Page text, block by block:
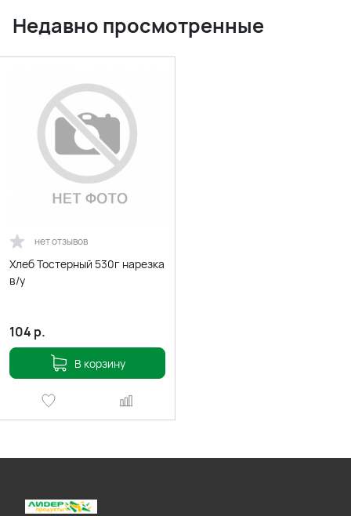
Недавно просмотренные
нет отзывов
Хлеб Тостерный 530г нарезка
в/у
104 р.
В корзину